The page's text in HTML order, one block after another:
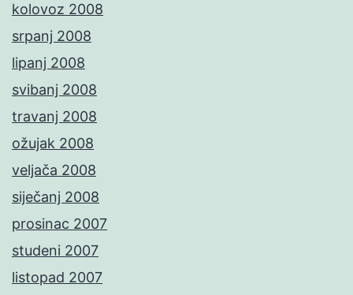
kolovoz 2008
srpanj 2008
lipanj 2008
svibanj 2008
travanj 2008
ožujak 2008
veljača 2008
siječanj 2008
prosinac 2007
studeni 2007
listopad 2007